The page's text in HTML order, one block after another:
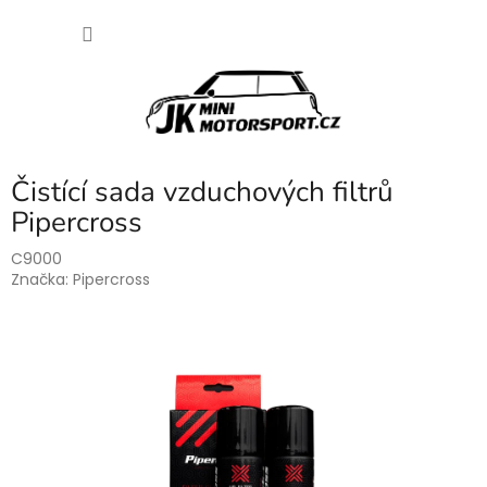
Čistící sada vzduchových filtrů
Pipercross
C9000
Značka: Pipercross